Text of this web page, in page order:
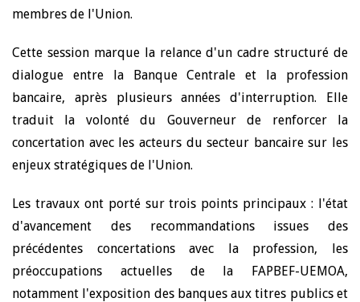
membres de l'Union.
Cette session marque la relance d'un cadre structuré de
dialogue entre la Banque Centrale et la profession
bancaire, après plusieurs années d'interruption. Elle
traduit la volonté du Gouverneur de renforcer la
concertation avec les acteurs du secteur bancaire sur les
enjeux stratégiques de l'Union.
Les travaux ont porté sur trois points principaux : l'état
d'avancement des recommandations issues des
précédentes concertations avec la profession, les
préoccupations actuelles de la FAPBEF-UEMOA,
notamment l'exposition des banques aux titres publics et